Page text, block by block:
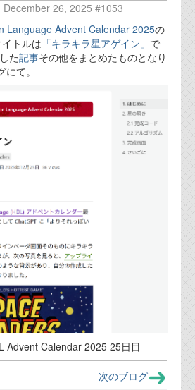
い合わせページから
をお問い合わせ頂き
26, 2025 #1053
Language Advent Calendar 2025の
トルは 「キラキラ星アゲイン」 で
た記事その他をまとめたものとなり
て。
Calendar 2025 25日目
次のブログ